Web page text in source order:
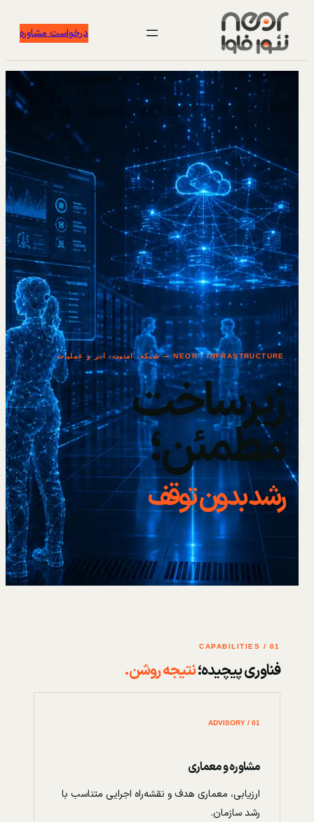
درخواست مشاوره
NEOR / INFRASTRUCTURE — شبکه، امنیت، ابر و عملیات
زیرساخت
مطمئن؛
رشد بدون توقف
01 / CAPABILITIES
فناوری پیچیده؛نتیجه روشن.
01 / ADVISORY
مشاوره و معماری
ارزیابی، معماری هدف و نقشه‌راه اجرایی متناسب با
رشد سازمان.